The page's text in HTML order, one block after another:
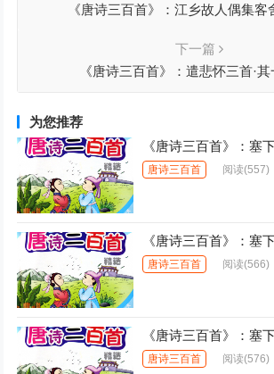
《唐诗三百首》：江乡故人偶集客
下一篇
《唐诗三百首》：遣悲怀三首·
为您推荐
《唐诗三百首》：塞
唐诗三百首 阅读(557)
《唐诗三百首》：塞
唐诗三百首 阅读(566)
《唐诗三百首》：塞
唐诗三百首 阅读(576)